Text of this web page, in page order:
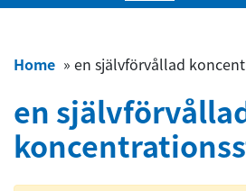
Home » en självförvållad
en